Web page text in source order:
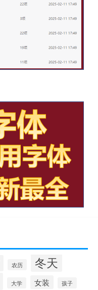
农历 冬天
大学 女装 孩子